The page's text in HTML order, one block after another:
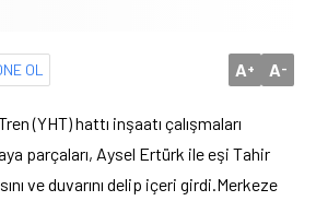
OL A+ A-
(YHT) hattı inşaatı çalışmaları
parçaları, Aysel Ertürk ile eşi Tahir
ve duvarını delip içeri girdi. Merkeze